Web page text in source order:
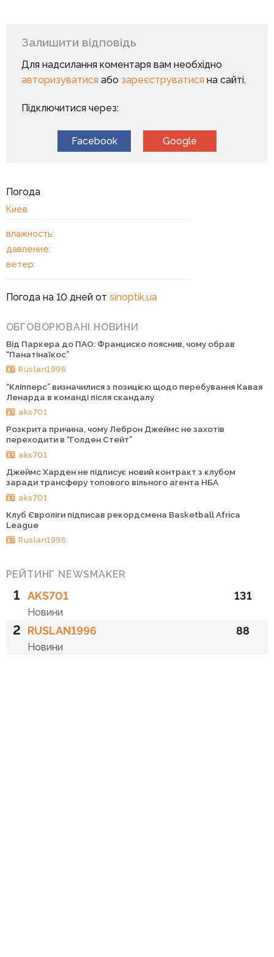
Залишити відповідь
Для надсилання коментаря вам необхідно
авторизуватисяабо зареєструватисяна сайті.
Підключитися через:
Facebook Google
Погода
Киев
влажность:
давление:
ветер:
Погода на 10 дней от sinoptik.ua
ОБГОВОРЮВАНІ НОВИНИ
Від Паркера до ПАО: Франциско пояснив, чому обрав
“Панатінаїкос”
Ruslan1996
“Кліпперс” визначилися з позицією щодо перебування Кавая
Ленарда в команді після скандалу
aks701
Розкрита причина, чому Леброн Джеймс не захотів
переходити в “Голден Стейт”
aks701
Джеймс Харден не підписує новий контракт з клубом
заради трансферу топового вільного агента НБА
aks701
Клуб Євроліги підписав рекордсмена Basketball Africa
League
Ruslan1996
РЕЙТИНГ NEWSMAKER
1 AKS701
Новини
131
2 RUSLAN1996
Новини
88